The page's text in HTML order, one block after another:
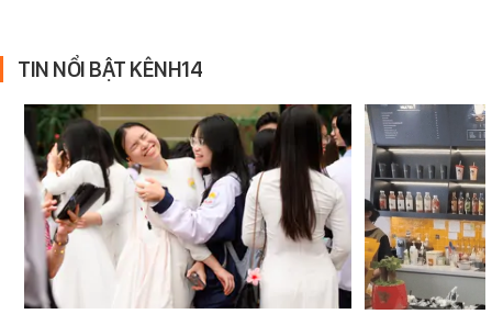
TIN NỔI BẬT KÊNH14